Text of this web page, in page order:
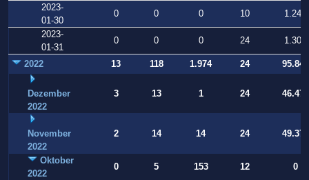
2023-
01-30
0 0 0 10
1.248
2023-
01-31
0 0 0 24 1.309
2022 13 118 1.974 24 95.847
Dezember
2022
3 13 1 24 46.470
November
2022
2 14 14 24 49.377
Oktober
2022
0 5 153 12
0